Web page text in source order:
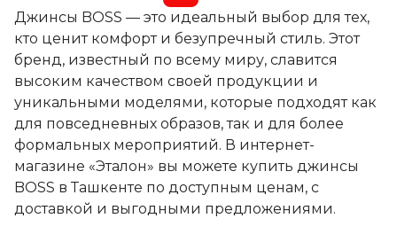
Джинсы BOSS — это идеальный выбор для тех,
кто ценит комфорт и безупречный стиль. Этот
бренд, известный по всему миру, славится
высоким качеством своей продукции и
уникальными моделями, которые подходят как
для повседневных образов, так и для более
формальных мероприятий. В интернет-
магазине «Эталон» вы можете купить джинсы
BOSS в Ташкенте по доступным ценам, с
доставкой и выгодными предложениями.